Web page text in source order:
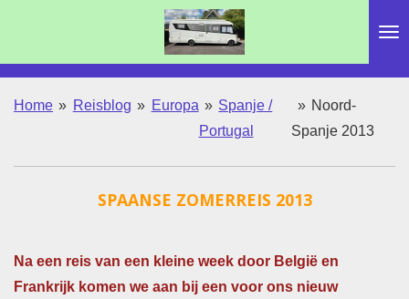
de
Home » Reisblog » Europa » Spanje /
Portugal
» Noord-
Spanje 2013
SPAANSE ZOMERREIS 2013
Na een reis van een kleine week door België en
Frankrijk komen we aan bij een voor ons nieuw